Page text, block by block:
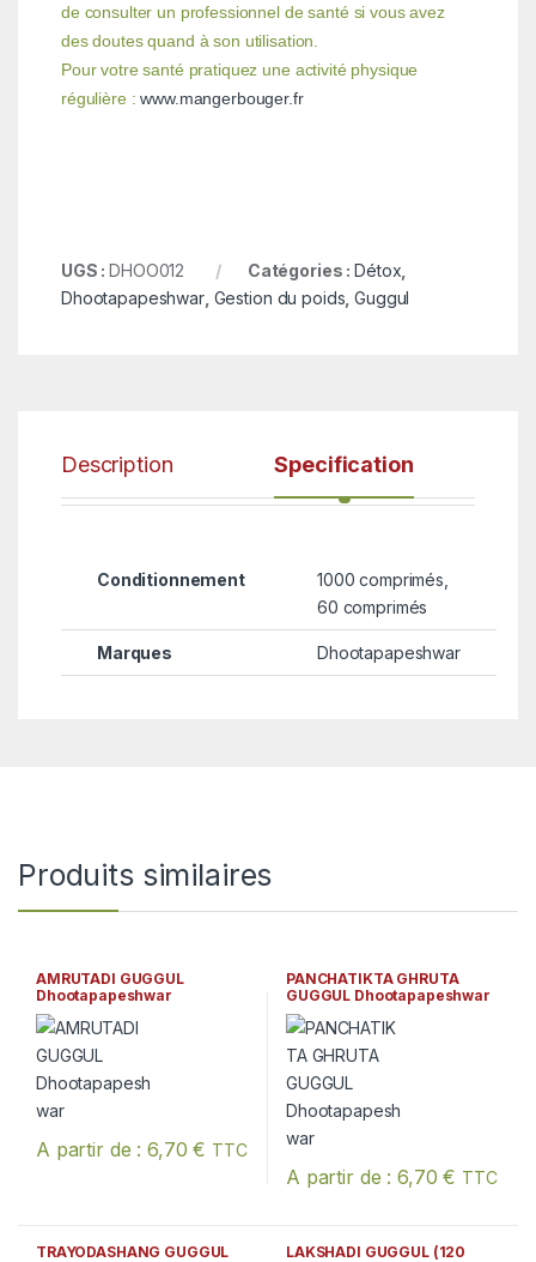
de consulter un professionnel de santé si vous avez
des doutes quand à son utilisation.
Pour votre santé pratiquez une activité physique
régulière :www.mangerbouger.fr
UGS :DHOO012 Catégories :Détox
Dhootapapeshwar, Gestion du poids ,Guggul
Description Specification
Conditionnement
1000 comprimés,
60 comprimés
Marques Dhootapapeshwar
Produits similaires
AMRUTADI GUGGUL
Dhootapapeshwar
A partir de :6,70€ TTC
Ce produit a plusieurs variations. Les options peuvent être
PANCHATIKTA GHRUTA
GUGGUL Dhootapapeshwar
A partir de :6,70€ TTC
TRAYODASHANG GUGGUL
LAKSHADI GUGGUL (120